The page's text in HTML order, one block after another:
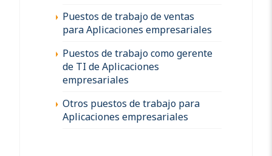
Puestos de trabajo de ventas
para Aplicaciones empresariales
Puestos de trabajo como gerente
de TI de Aplicaciones
empresariales
Otros puestos de trabajo para
Aplicaciones empresariales